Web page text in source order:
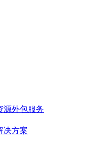
源外包服务
决方案